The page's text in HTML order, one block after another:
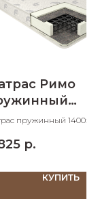
Римо
пружинный
р.
КУПИТЬ